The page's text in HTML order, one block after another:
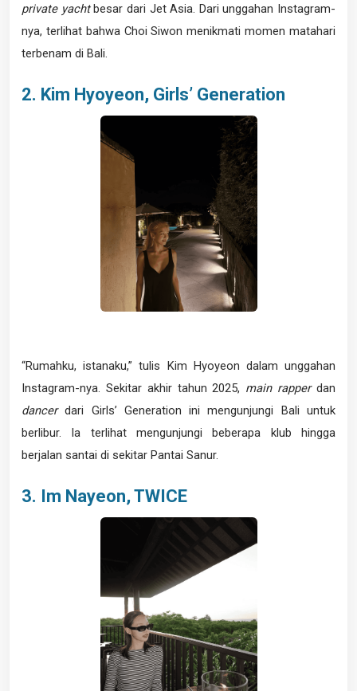
private yachtbesar dari Jet Asia. Dari unggahan Instagram-
nya, terlihat bahwa Choi Siwon menikmati momen matahari
terbenam di Bali.
2. Kim Hyoyeon, Girls’ Generation
“Rumahku, istanaku,” tulis Kim Hyoyeon dalam unggahan
Instagram-nya. Sekitar akhir tahun 2025, main rapperdan
dancerdari Girls’ Generation ini mengunjungi Bali untuk
berlibur. Ia terlihat mengunjungi beberapa klub hingga
berjalan santai di sekitar Pantai Sanur.
3. Im Nayeon, TWICE